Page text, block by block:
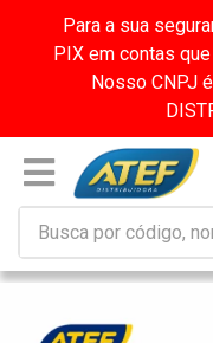
Para a sua
PIX em contas
Nosso CNPJ